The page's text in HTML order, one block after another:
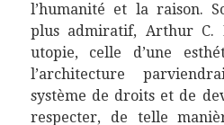
l’humanité et la raison.
plus admiratif, Arthur C.
utopie, celle d’une
l’architecture
système de droits et de
respecter, de telle